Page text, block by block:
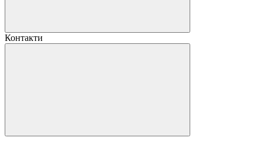
Контакти